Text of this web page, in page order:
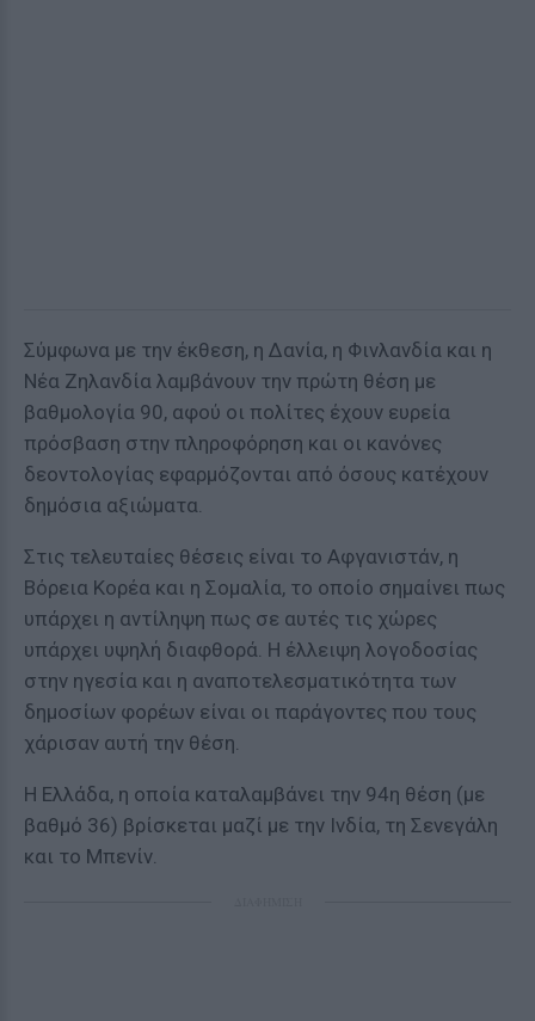
Σύμφωνα με την έκθεση, η Δανία, η Φινλανδία και η
Νέα Ζηλανδία λαμβάνουν την πρώτη θέση με
βαθμολογία 90, αφού οι πολίτες έχουν ευρεία
πρόσβαση στην πληροφόρηση και οι κανόνες
δεοντολογίας εφαρμόζονται από όσους κατέχουν
δημόσια αξιώματα.
Στις τελευταίες θέσεις είναι το Αφγανιστάν, η
Βόρεια Κορέα και η Σομαλία, το οποίο σημαίνει πως
υπάρχει η αντίληψη πως σε αυτές τις χώρες
υπάρχει υψηλή διαφθορά. Η έλλειψη λογοδοσίας
στην ηγεσία και η αναποτελεσματικότητα των
δημοσίων φορέων είναι οι παράγοντες που τους
χάρισαν αυτή την θέση.
H Ελλάδα, η οποία καταλαμβάνει την 94η θέση (με
βαθμό 36) βρίσκεται μαζί με την Ινδία, τη Σενεγάλη
και το Μπενίν.